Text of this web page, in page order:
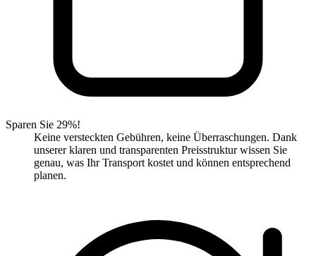
Sparen Sie 29%!
Keine versteckten Gebühren, keine Überraschungen. Dank
unserer klaren und transparenten Preisstruktur wissen Sie
genau, was Ihr Transport kostet und können entsprechend
planen.